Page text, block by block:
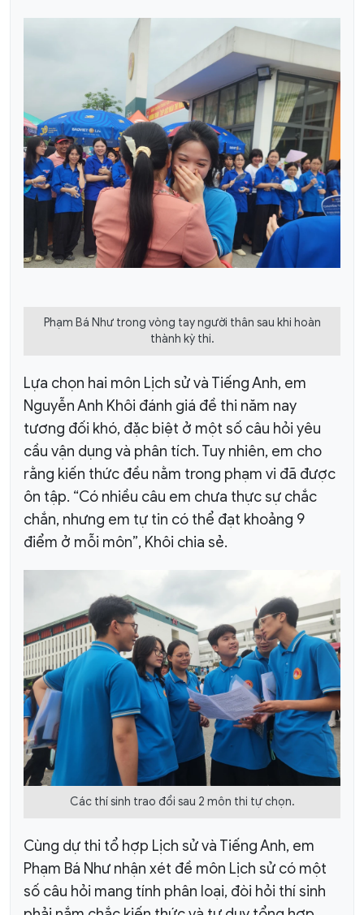
Phạm Bá Như trong vòng tay người thân sau khi hoàn
thành kỳ thi.
Lựa chọn hai môn Lịch sử và Tiếng Anh, em
Nguyễn Anh Khôi đánh giá đề thi năm nay
tương đối khó, đặc biệt ở một số câu hỏi yêu
cầu vận dụng và phân tích. Tuy nhiên, em cho
rằng kiến thức đều nằm trong phạm vi đã được
ôn tập. “Có nhiều câu em chưa thực sự chắc
chắn, nhưng em tự tin có thể đạt khoảng 9
điểm ở mỗi môn”, Khôi chia sẻ.
Các thí sinh trao đổi sau 2 môn thi tự chọn.
Cùng dự thi tổ hợp Lịch sử và Tiếng Anh, em
Phạm Bá Như nhận xét đề môn Lịch sử có một
số câu hỏi mang tính phân loại, đòi hỏi thí sinh